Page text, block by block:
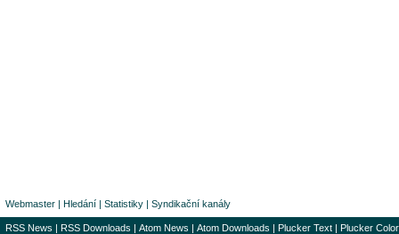
Webmaster | Hledání | Statistiky | Syndikační kanály
RSS News | RSS Downloads | Atom News | Atom Downloads | Plucker Text | Plucker Color